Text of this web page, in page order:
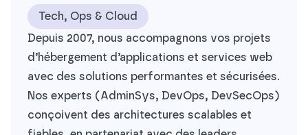
Tech, Ops & Cloud
Depuis 2007, nous accompagnons vos projets
d’hébergement d’applications et services web
avec des solutions performantes et sécurisées.
Nos experts (AdminSys, DevOps, DevSecOps)
conçoivent des architectures scalables et